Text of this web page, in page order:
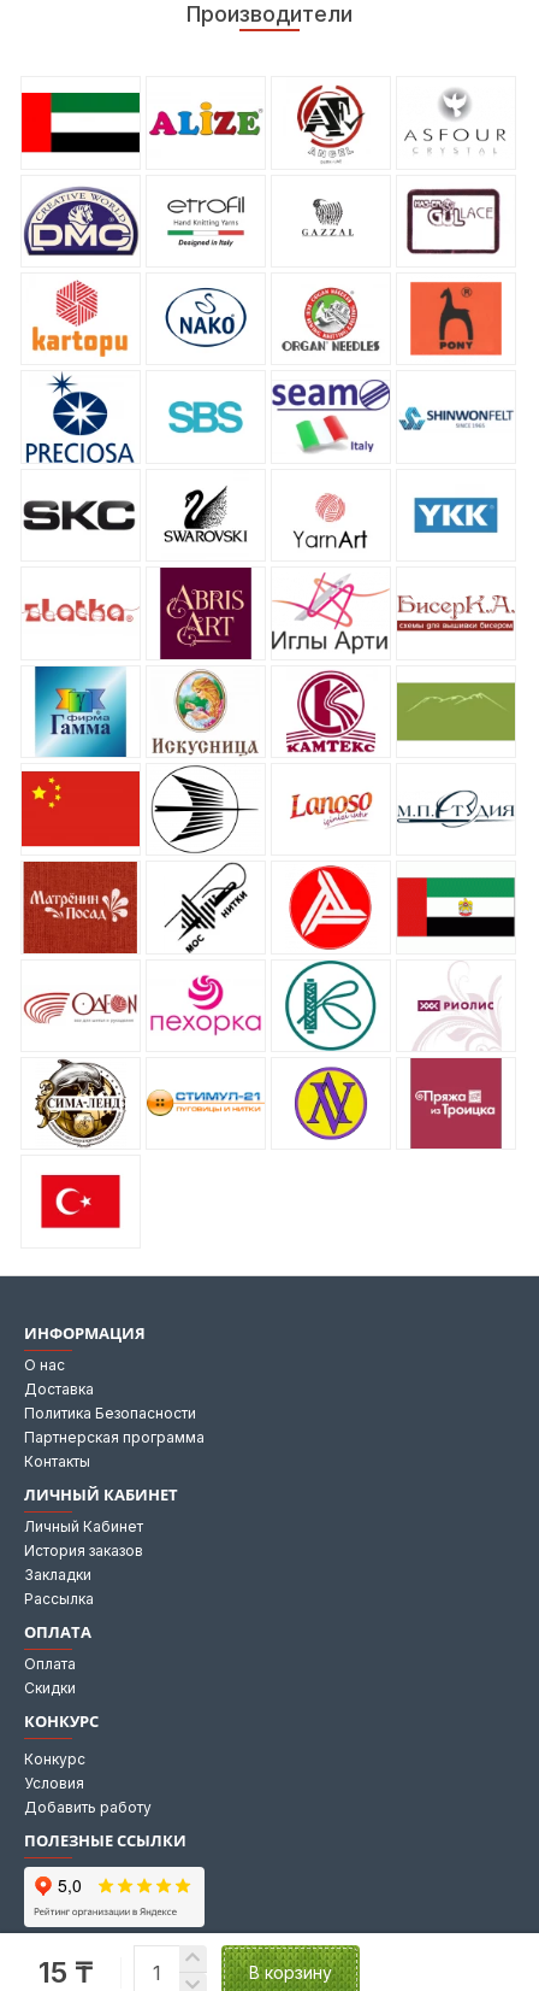
15 ₸ В корзину
Производители
ИНФОРМАЦИЯ
О нас
Доставка
Политика Безопасности
Партнерская программа
Контакты
ЛИЧНЫЙ КАБИНЕТ
Личный Кабинет
История заказов
Закладки
Рассылка
ОПЛАТА
Оплата
Скидки
КОНКУРС
Конкурс
Условия
Добавить работу
ПОЛЕЗНЫЕ ССЫЛКИ
Мы на Яндекс картах
Мы в 2GIS